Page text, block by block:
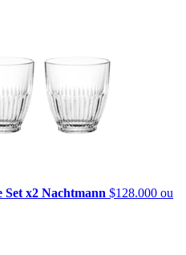
Set x2 Nachtmann $128.000 ou